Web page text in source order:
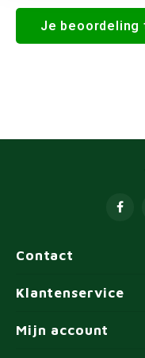
Je beoordeling
Contact
Klantenservice
Mijn account